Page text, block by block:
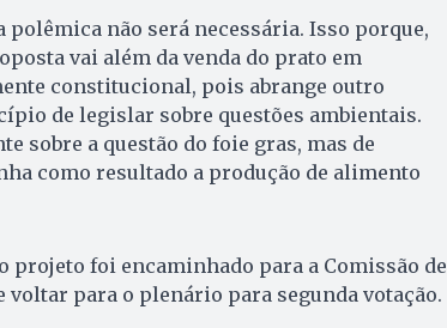
polêmica não será necessária. Isso porque,
vai além da venda do prato em
constitucional, pois abrange outro
de legislar sobre questões ambientais.
sobre a questão do foie gras, mas de
como resultado a produção de alimento
projeto foi encaminhado para a Comissão de
voltar para o plenário para segunda votação.